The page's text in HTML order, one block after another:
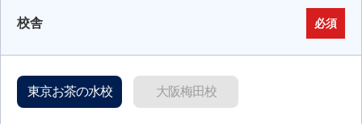
校舎 必須
東京お茶の水校 大阪梅田校